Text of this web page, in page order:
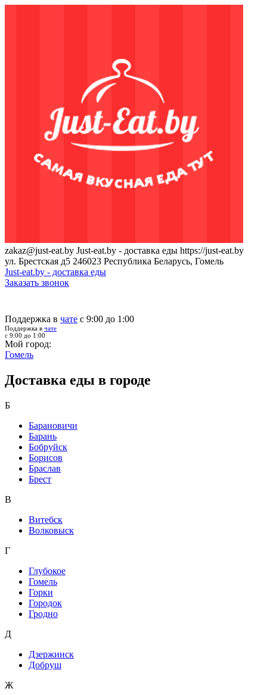
zakaz@just-eat.by Just-eat.by - доставка еды https://just-eat.by
ул. Брестская д5 246023 Республика Беларусь, Гомель
Just-eat.by - доставка еды
Заказать звонок
Поддержка в чате с 9:00 до 1:00
Поддержка в чате
с 9:00 до 1:00
Мой город:
Гомель
Доставка еды в городе
Б
Барановичи
Барань
Бобруйск
Борисов
Браслав
Брест
В
Витебск
Волковыск
Г
Глубокое
Гомель
Горки
Городок
Гродно
Д
Дзержинск
Добруш
Ж